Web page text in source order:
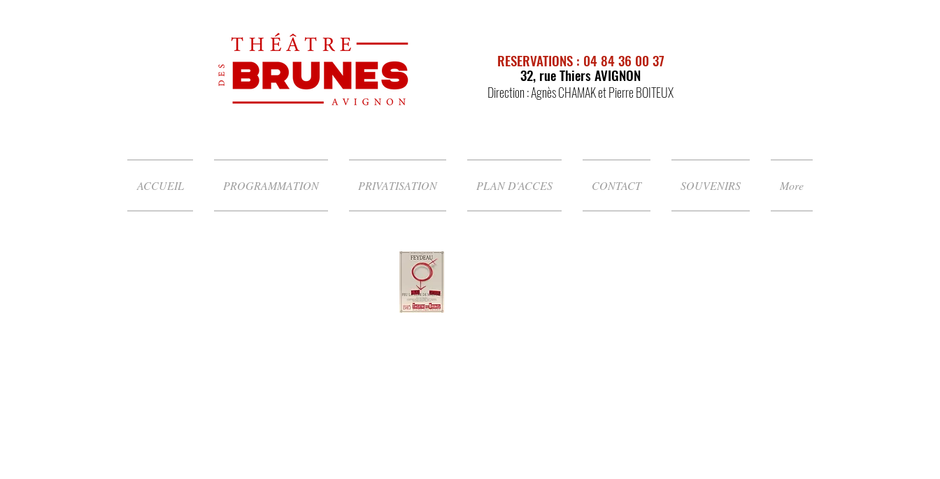
Direction : Agnès CHAMAK et Pierre BOITEUX
RESERVATIONS : 04 84 36 00 37
32, rue Thiers AVIGNON
ACCUEIL PROGRAMMATION PRIVATISATION PLAN D'ACCES CONTACT SOUVENIRS More